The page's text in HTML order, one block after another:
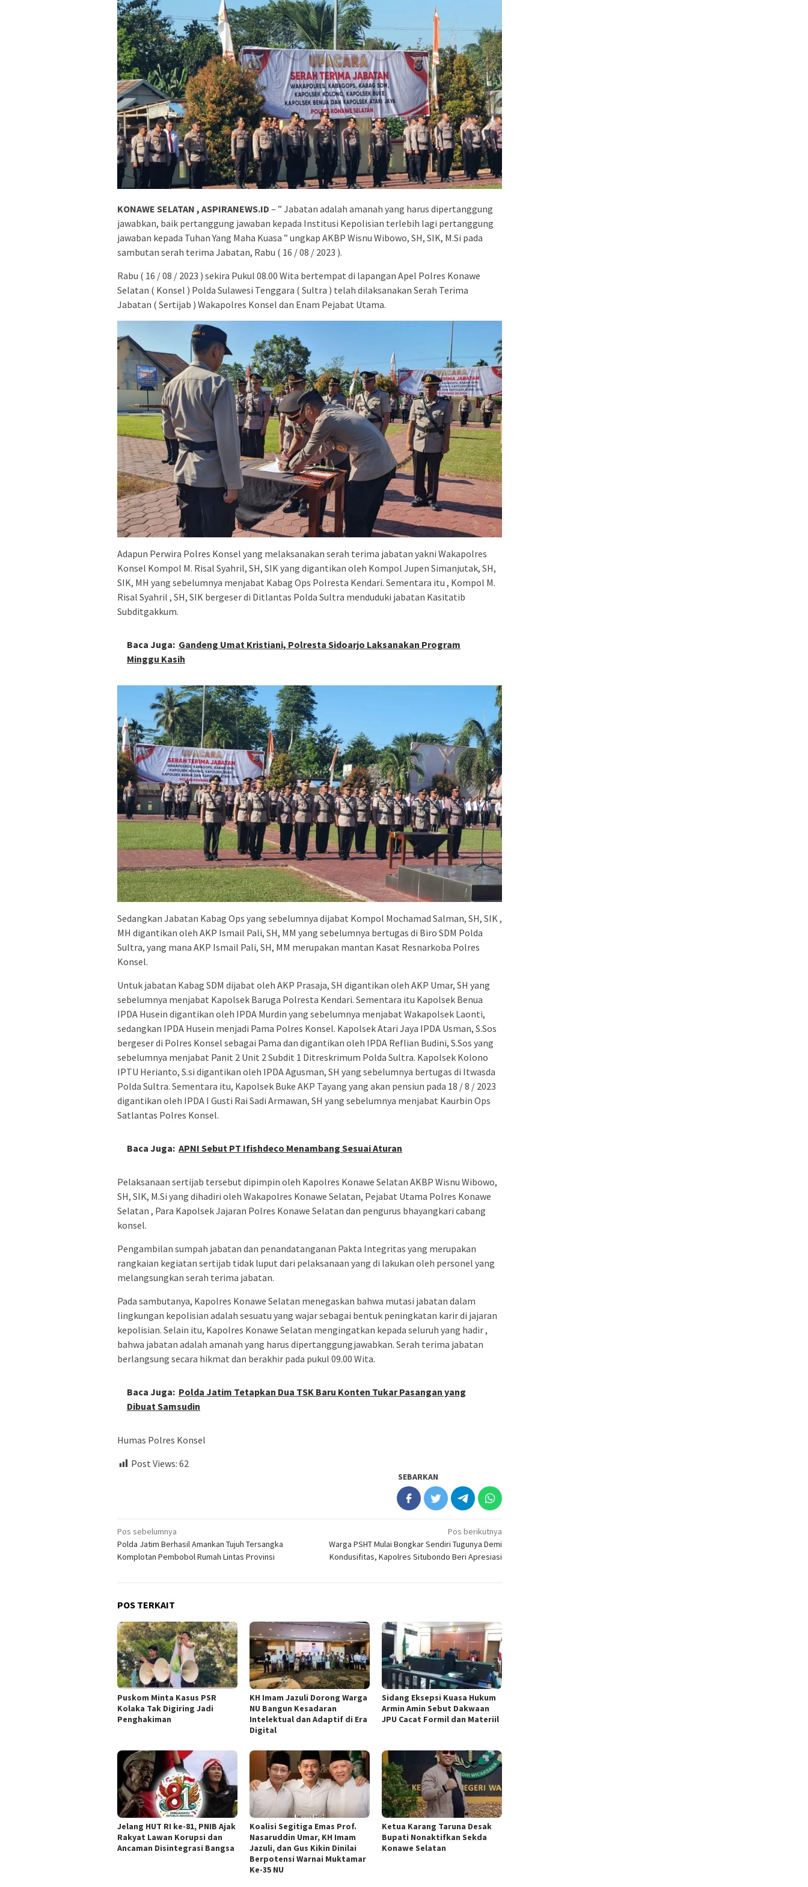
KONAWE SELATAN , ASPIRANEWS.ID – ” Jabatan adalah amanah yang harus dipertanggung
jawabkan, baik pertanggung jawaban kepada Institusi Kepolisian terlebih lagi pertanggung
jawaban kepada Tuhan Yang Maha Kuasa ” ungkap AKBP Wisnu Wibowo, SH, SIK, M.Si pada
sambutan serah terima Jabatan, Rabu ( 16 / 08 / 2023 ).
Rabu ( 16 / 08 / 2023 ) sekira Pukul 08.00 Wita bertempat di lapangan Apel Polres Konawe
Selatan ( Konsel ) Polda Sulawesi Tenggara ( Sultra ) telah dilaksanakan Serah Terima
Jabatan ( Sertijab ) Wakapolres Konsel dan Enam Pejabat Utama.
Adapun Perwira Polres Konsel yang melaksanakan serah terima jabatan yakni Wakapolres
Konsel Kompol M. Risal Syahril, SH, SIK yang digantikan oleh Kompol Jupen Simanjutak, SH,
SIK, MH yang sebelumnya menjabat Kabag Ops Polresta Kendari. Sementara itu , Kompol M.
Risal Syahril , SH, SIK bergeser di Ditlantas Polda Sultra menduduki jabatan Kasitatib
Subditgakkum.
Baca Juga: Gandeng Umat Kristiani, Polresta Sidoarjo Laksanakan Program
Minggu Kasih
Sedangkan Jabatan Kabag Ops yang sebelumnya dijabat Kompol Mochamad Salman, SH, SIK ,
MH digantikan oleh AKP Ismail Pali, SH, MM yang sebelumnya bertugas di Biro SDM Polda
Sultra, yang mana AKP Ismail Pali, SH, MM merupakan mantan Kasat Resnarkoba Polres
Konsel.
Untuk jabatan Kabag SDM dijabat oleh AKP Prasaja, SH digantikan oleh AKP Umar, SH yang
sebelumnya menjabat Kapolsek Baruga Polresta Kendari. Sementara itu Kapolsek Benua
IPDA Husein digantikan oleh IPDA Murdin yang sebelumnya menjabat Wakapolsek Laonti,
sedangkan IPDA Husein menjadi Pama Polres Konsel. Kapolsek Atari Jaya IPDA Usman, S.Sos
bergeser di Polres Konsel sebagai Pama dan digantikan oleh IPDA Reflian Budini, S.Sos yang
sebelumnya menjabat Panit 2 Unit 2 Subdit 1 Ditreskrimum Polda Sultra. Kapolsek Kolono
IPTU Herianto, S.si digantikan oleh IPDA Agusman, SH yang sebelumnya bertugas di Itwasda
Polda Sultra. Sementara itu, Kapolsek Buke AKP Tayang yang akan pensiun pada 18 / 8 / 2023
digantikan oleh IPDA I Gusti Rai Sadi Armawan, SH yang sebelumnya menjabat Kaurbin Ops
Satlantas Polres Konsel.
Baca Juga: ‎APNI Sebut PT Ifishdeco Menambang Sesuai Aturan
Pelaksanaan sertijab tersebut dipimpin oleh Kapolres Konawe Selatan AKBP Wisnu Wibowo,
SH, SIK, M.Si yang dihadiri oleh Wakapolres Konawe Selatan, Pejabat Utama Polres Konawe
Selatan , Para Kapolsek Jajaran Polres Konawe Selatan dan pengurus bhayangkari cabang
konsel.
Pengambilan sumpah jabatan dan penandatanganan Pakta Integritas yang merupakan
rangkaian kegiatan sertijab tidak luput dari pelaksanaan yang di lakukan oleh personel yang
melangsungkan serah terima jabatan.
Pada sambutanya, Kapolres Konawe Selatan menegaskan bahwa mutasi jabatan dalam
lingkungan kepolisian adalah sesuatu yang wajar sebagai bentuk peningkatan karir di jajaran
kepolisian. Selain itu, Kapolres Konawe Selatan mengingatkan kepada seluruh yang hadir ,
bahwa jabatan adalah amanah yang harus dipertanggungjawabkan. Serah terima jabatan
berlangsung secara hikmat dan berakhir pada pukul 09.00 Wita.
Baca Juga: Polda Jatim Tetapkan Dua TSK Baru Konten Tukar Pasangan yang
Dibuat Samsudin
Humas Polres Konsel
Post Views: 62
SEBARKAN
Navigasi
pos
Pos sebelumnya
Polda Jatim Berhasil Amankan Tujuh Tersangka
Komplotan Pembobol Rumah Lintas Provinsi
Pos berikutnya
Warga PSHT Mulai Bongkar Sendiri Tugunya Demi
Kondusifitas, Kapolres Situbondo Beri Apresiasi
POS TERKAIT
‎Puskom Minta Kasus PSR
Kolaka Tak Digiring Jadi
Penghakiman
KH Imam Jazuli Dorong Warga
NU Bangun Kesadaran
Intelektual dan Adaptif di Era
Digital
‎Sidang Eksepsi Kuasa Hukum
Armin Amin Sebut Dakwaan
JPU Cacat Formil dan Materiil
Jelang HUT RI ke-81, PNIB Ajak
Rakyat Lawan Korupsi dan
Ancaman Disintegrasi Bangsa
Koalisi Segitiga Emas Prof.
Nasaruddin Umar, KH Imam
Jazuli, dan Gus Kikin Dinilai
Berpotensi Warnai Muktamar
Ke-35 NU
Ketua ‎Karang Taruna Desak
Bupati Nonaktifkan Sekda
Konawe Selatan